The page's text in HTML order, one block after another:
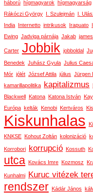
háború hígmagyarok hígmagyarság
Rákóczi György
I. Szulejmán I.
India Internetto intrikusok Irapuato
Ewing Jadviga párnája Jakab
Carter Jobbik jobboldal
Benedek Juhász Gyula Julius
Mór jólét József Attila július Jürgen
kamarillapolitika kapitalizmus
Blackwell
Katona Katona István
Európa kelták Kenobi Kertváros
Kiskunhalas
KNKSE Kohout Zoltán kolonizáció
Korrobori korrupció Kossuth
utca
Kovács Imre Kozmosz
Kunhalmi Kuruc vitézek
rendszer
Kádár János